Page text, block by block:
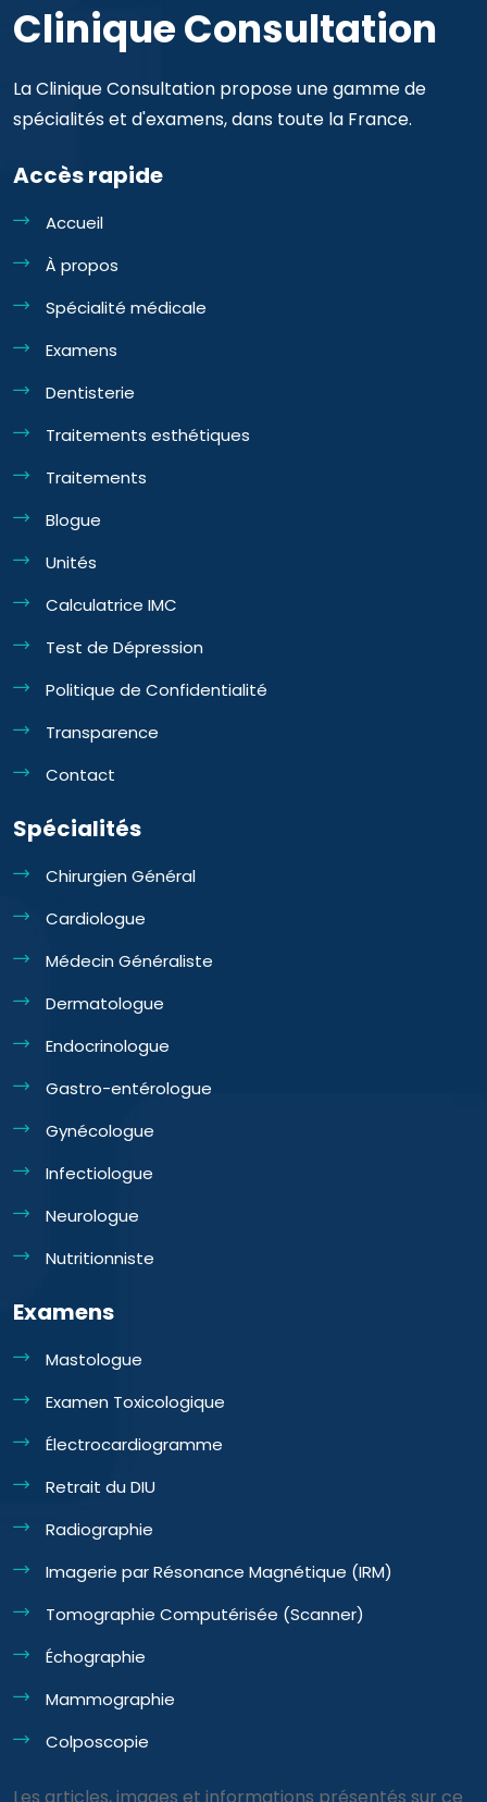
Clinique Consultation
La Clinique Consultation propose une gamme de
spécialités et d'examens, dans toute la France.
Accès rapide
Accueil
À propos
Spécialité médicale
Examens
Dentisterie
Traitements esthétiques
Traitements
Blogue
Unités
Calculatrice IMC
Test de Dépression
Politique de Confidentialité
Transparence
Contact
Spécialités
Chirurgien Général
Cardiologue
Médecin Généraliste
Dermatologue
Endocrinologue
Gastro-entérologue
Gynécologue
Infectiologue
Neurologue
Nutritionniste
Examens
Mastologue
Examen Toxicologique
Électrocardiogramme
Retrait du DIU
Radiographie
Imagerie par Résonance Magnétique (IRM)
Tomographie Computérisée (Scanner)
Échographie
Mammographie
Colposcopie